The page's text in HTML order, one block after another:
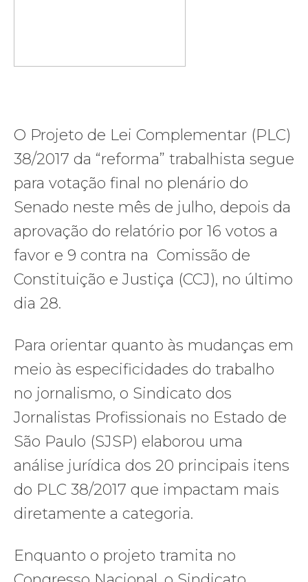
O Projeto de Lei Complementar (PLC)
38/2017 da “reforma” trabalhista segue
para votação final no plenário do
Senado neste mês de julho, depois da
aprovação do relatório por 16 votos a
favor e 9 contra na Comissão de
Constituição e Justiça (CCJ), no último
dia 28.
Para orientar quanto às mudanças em
meio às especificidades do trabalho
no jornalismo, o Sindicato dos
Jornalistas Profissionais no Estado de
São Paulo (SJSP) elaborou uma
análise jurídica dos 20 principais itens
do PLC 38/2017 que impactam mais
diretamente a categoria.
Enquanto o projeto tramita no